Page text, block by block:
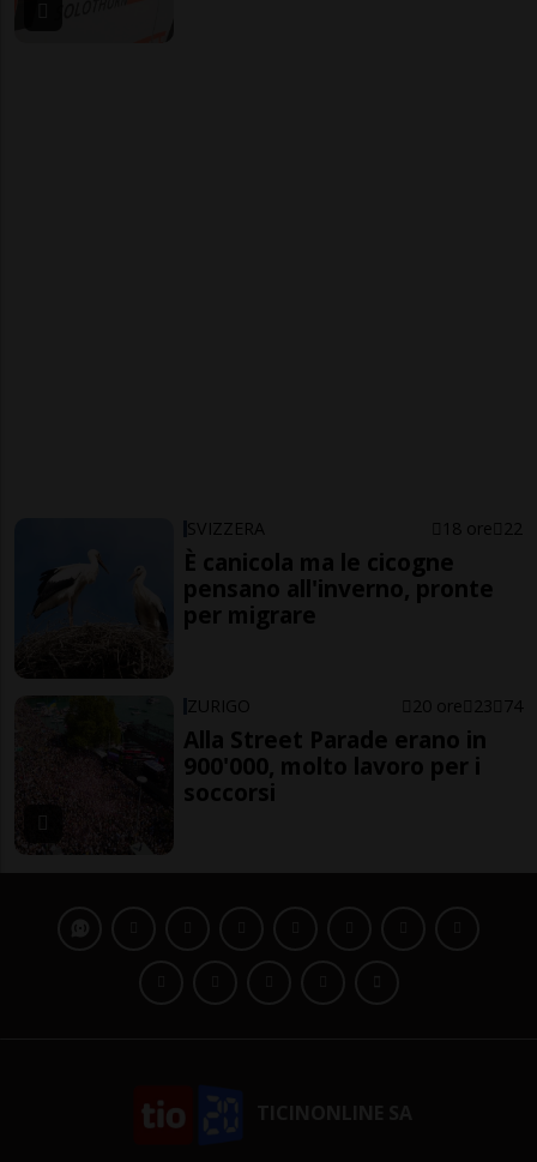
SVIZZERA 18 ore 22
È canicola ma le cicogne
pensano all'inverno, pronte
per migrare
ZURIGO 20 ore 23 74
Alla Street Parade erano in
900'000, molto lavoro per i
soccorsi